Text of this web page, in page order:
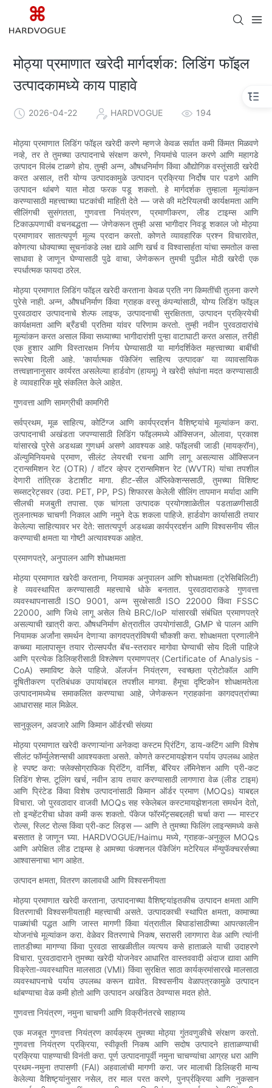
मोठ्या प्रमाणात खरेदी मार्गदर्शक: लिडिंग फॉइल
उत्पादकामध्ये काय पाहावे
2026-04-22 HARDVOGUE 194
मोठ्या प्रमाणात लिडिंग फॉइल खरेदी करणे म्हणजे केवळ सर्वात कमी किंमत मिळवणे
नव्हे, तर ते तुमच्या उत्पादनाचे संरक्षण करणे, नियमांचे पालन करणे आणि महागडे
उत्पादन विलंब टाळणे होय. तुम्ही अन्न, औषधनिर्माण किंवा औद्योगिक वस्तूंसाठी खरेदी
करत असाल, तरी योग्य उत्पादकामुळे उत्पादन प्रक्रिया निर्दोष पार पडणे आणि
उत्पादन थांबणे यात मोठा फरक पडू शकतो. हे मार्गदर्शक तुम्हाला मूल्यांकन
करण्यासाठी महत्त्वाच्या घटकांची माहिती देते — जसे की मटेरियलची कार्यक्षमता आणि
सीलिंगची सुसंगतता, गुणवत्ता नियंत्रण, प्रमाणीकरण, लीड टाइम्स आणि
टिकाऊपणाची वचनबद्धता — जेणेकरून तुम्ही असा भागीदार निवडू शकाल जो मोठ्या
प्रमाणावर सातत्यपूर्ण मूल्य प्रदान करतो. कोणते व्यावहारिक प्रश्न विचारावेत,
कोणत्या धोक्याच्या सूचनांकडे लक्ष द्यावे आणि खर्च व विश्वासार्हता यांचा समतोल कसा
साधावा हे जाणून घेण्यासाठी पुढे वाचा, जेणेकरून तुमची पुढील मोठी खरेदी एक
स्पर्धात्मक फायदा ठरेल.
मोठ्या प्रमाणात लिडिंग फॉइल खरेदी करताना केवळ प्रति नग किमतींची तुलना करणे
पुरेसे नाही. अन्न, औषधनिर्माण किंवा ग्राहक वस्तू कंपन्यांसाठी, योग्य लिडिंग फॉइल
पुरवठादार उत्पादनाचे शेल्फ लाइफ, उत्पादनाची सुरक्षितता, उत्पादन प्रक्रियेची
कार्यक्षमता आणि ब्रँडची प्रतिमा यांवर परिणाम करतो. तुम्ही नवीन पुरवठादारांचे
मूल्यांकन करत असाल किंवा सध्याच्या भागीदारांशी पुन्हा वाटाघाटी करत असाल, तरीही
एक हुशार आणि विस्तारक्षम निर्णय घेण्यासाठी या मार्गदर्शिकेत महत्त्वाच्या बाबींची
रूपरेषा दिली आहे. 'कार्यात्मक पॅकेजिंग साहित्य उत्पादक' या व्यावसायिक
तत्त्वज्ञानानुसार कार्यरत असलेल्या हार्डवोग (हायमू) ने खरेदी संघांना मदत करण्यासाठी
हे व्यावहारिक मुद्दे संकलित केले आहेत.
गुणवत्ता आणि सामग्रीची कामगिरी
सर्वप्रथम, मूळ साहित्य, कोटिंग्ज आणि कार्यप्रदर्शन वैशिष्ट्यांचे मूल्यांकन करा.
उत्पादनाची अखंडता जपण्यासाठी लिडिंग फॉइलमध्ये ऑक्सिजन, ओलावा, प्रकाश
यांसारखे पुरेसे अडथळा गुणधर्म असणे आवश्यक आहे. फॉइलची जाडी (मायक्रॉन),
ॲल्युमिनियमचे प्रमाण, सीलंट लेयरची रचना आणि लागू असल्यास ऑक्सिजन
ट्रान्समिशन रेट (OTR) / वॉटर व्हेपर ट्रान्समिशन रेट (WVTR) यांचा तपशील
देणारी तांत्रिक डेटाशीट मागा. हीट-सील ॲप्लिकेशन्ससाठी, तुमच्या विशिष्ट
सब्सट्रेट्सवर (उदा. PET, PP, PS) शिफारस केलेली सीलिंग तापमान मर्यादा आणि
सीलची मजबुती तपासा. एक चांगला उत्पादक प्रयोगशाळेतील पडताळणीसाठी
तुलनात्मक चाचणी निकाल आणि नमुने देऊ शकला पाहिजे. हार्डवोग कार्यासाठी तयार
केलेल्या साहित्यावर भर देते: सातत्यपूर्ण अडथळा कार्यप्रदर्शन आणि विश्वसनीय सील
करण्याची क्षमता या गोष्टी अत्यावश्यक आहेत.
प्रमाणपत्रे, अनुपालन आणि शोधक्षमता
मोठ्या प्रमाणात खरेदी करताना, नियामक अनुपालन आणि शोधक्षमता (ट्रेसिबिलिटी)
हे व्यवस्थापित करण्यासाठी महत्त्वाचे धोके बनतात. पुरवठादाराकडे गुणवत्ता
व्यवस्थापनासाठी ISO 9001, अन्न सुरक्षेसाठी ISO 22000 किंवा FSSC
22000, आणि जिथे लागू असेल तिथे BRC/IoP यांसारखी संबंधित प्रमाणपत्रे
असल्याची खात्री करा. औषधनिर्माण क्षेत्रातील उपयोगांसाठी, GMP चे पालन आणि
नियामक अर्जांना समर्थन देणाऱ्या कागदपत्रांविषयी चौकशी करा. शोधक्षमता प्रणालीने
कच्च्या मालापासून तयार रोल्सपर्यंत बॅच-स्तरावर मागोवा घेण्याची सोय दिली पाहिजे
आणि प्रत्येक डिलिव्हरीसाठी विश्लेषण प्रमाणपत्र (Certificate of Analysis -
CoA) समाविष्ट केले पाहिजे. ॲलर्जन नियंत्रण, स्वच्छता प्रोटोकॉल आणि
दूषितीकरण प्रतिबंधक उपायांबद्दल तपशील मागवा. हैमूचा दृष्टिकोन शोधक्षमतेला
उत्पादनामध्येच समाकलित करण्याचा आहे, जेणेकरून ग्राहकांना कागदपत्रांच्या
आधारासह माल मिळेल.
सानुकूलन, अवजारे आणि किमान ऑर्डरची संख्या
मोठ्या प्रमाणात खरेदी करणाऱ्यांना अनेकदा कस्टम प्रिंटिंग, डाय-कटिंग आणि विशेष
सीलंट फॉर्म्युलेशन्सची आवश्यकता असते. कोणते कस्टमायझेशन पर्याय उपलब्ध आहेत
हे स्पष्ट करा: फ्लेक्सोग्राफिक प्रिंटिंग, वार्निश, बॅरियर लॅमिनेशन आणि प्री-कट
लिडिंग शेप्स. टूलिंग खर्च, नवीन डाय तयार करण्यासाठी लागणारा वेळ (लीड टाइम)
आणि प्रिंटेड किंवा विशेष उत्पादनांसाठी किमान ऑर्डर प्रमाण (MOQs) याबद्दल
विचारा. जो पुरवठादार वाजवी MOQs सह स्केलेबल कस्टमायझेशनला समर्थन देतो,
तो इन्व्हेंटरीचा धोका कमी करू शकतो. पॅकेज फॉरमॅट्सबद्दलही चर्चा करा — मास्टर
रोल्स, स्लिट रोल्स किंवा प्री-कट लिड्स — आणि ते तुमच्या फिलिंग लाइन्समध्ये कसे
बसतात हे जाणून घ्या. HARDVOGUE/Haimu मध्ये, ग्राहक-अनुकूल MOQs
आणि अपेक्षित लीड टाइम्स हे आमच्या फंक्शनल पॅकेजिंग मटेरियल मॅन्युफॅक्चरर्सच्या
आश्वासनाचा भाग आहेत.
उत्पादन क्षमता, वितरण कालावधी आणि विश्वसनीयता
मोठ्या प्रमाणात खरेदी करताना, उत्पादनाच्या वैशिष्ट्यांइतकीच उत्पादन क्षमता आणि
वितरणाची विश्वसनीयताही महत्त्वाची असते. उत्पादकाची स्थापित क्षमता, कामाच्या
पाळ्यांची पद्धत आणि जास्त मागणी किंवा यंत्रातील बिघाडांसाठीच्या आपत्कालीन
योजनांचे मूल्यांकन करा. वेळेवर वितरणाचे निकष, सरासरी लागणारा वेळ आणि त्यांनी
तातडीच्या मागण्या किंवा पुरवठा साखळीतील व्यत्यय कसे हाताळले याची उदाहरणे
विचारा. पुरवठादाराने तुमच्या खरेदी योजनेवर आधारित वास्तववादी अंदाज द्यावा आणि
विक्रेता-व्यवस्थापित मालसाठा (VMI) किंवा सुरक्षित साठा कार्यक्रमांसारखे मालसाठा
व्यवस्थापनाचे पर्याय उपलब्ध करून द्यावेत. विश्वसनीय वेळापत्रकामुळे उत्पादन
थांबण्याचा वेळ कमी होतो आणि उत्पादन अखंडित ठेवण्यास मदत होते.
गुणवत्ता नियंत्रण, नमुना चाचणी आणि विक्रीनंतरचे साहाय्य
एक मजबूत गुणवत्ता नियंत्रण कार्यक्रम तुमच्या मोठ्या गुंतवणुकीचे संरक्षण करतो.
गुणवत्ता नियंत्रण प्रक्रिया, स्वीकृती निकष आणि सदोष उत्पादने हाताळण्याची
प्रक्रिया पाहण्याची विनंती करा. पूर्ण उत्पादनापूर्वी नमुना चाचण्यांचा आग्रह धरा आणि
प्रथम-नमुना तपासणी (FAI) अहवालांची मागणी करा. जर मालाची डिलिव्हरी मान्य
केलेल्या वैशिष्ट्यांनुसार नसेल, तर माल परत करणे, पुनर्प्रक्रिया आणि नुकसान